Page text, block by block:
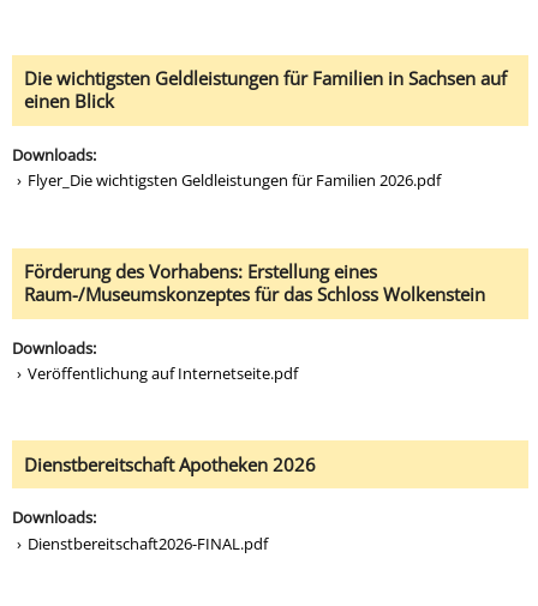
Die wichtigsten Geldleistungen für Familien in Sachsen auf
einen Blick
Downloads:
Flyer_Die wichtigsten Geldleistungen für Familien 2026.pdf
Förderung des Vorhabens: Erstellung eines
Raum-/Museumskonzeptes für das Schloss Wolkenstein
Downloads:
Veröffentlichung auf Internetseite.pdf
Dienstbereitschaft Apotheken 2026
Downloads:
Dienstbereitschaft2026-FINAL.pdf